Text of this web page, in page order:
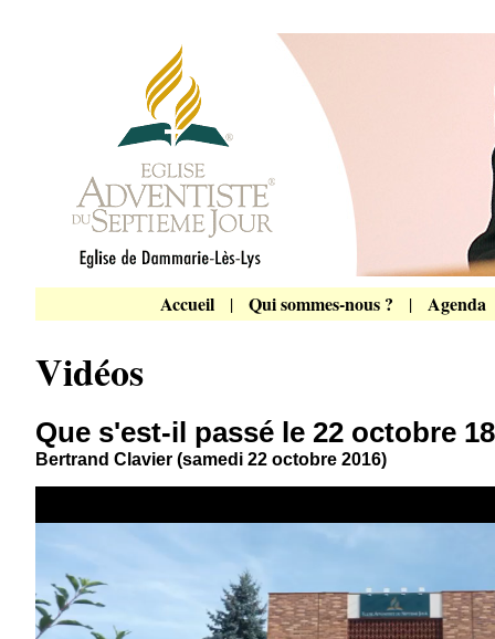
Accueil| Qui sommes-nous ? | Agenda
Vidéos
Que s'est-il passé le 22 octobre
Bertrand Clavier (samedi 22 octobre 2016)